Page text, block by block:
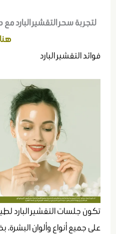
لتجربة سحر التقشير البارد
فوائد التقشير البارد
تكون جلسات التقشير البارد
على جميع أنواع وألوان البشرة،